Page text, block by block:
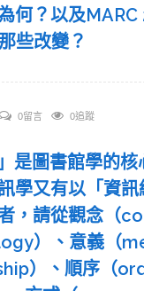
何？以及MARC
些改變？
0留言 0追蹤
是圖書館學的核
學又有以「資訊
，請從觀念（
）、意義（
）、順序（